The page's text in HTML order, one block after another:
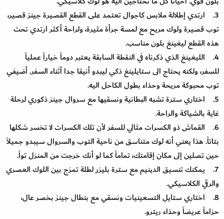
3. ارتدي إطلالة ملابس كاجوال تعتمد على القطع القصيرة جينز قصير،
توب قصيرة ولوك مريح مع لمسة جرأة مثيرة، ولراحة أكثر ارتدي تحت
هذه القطع ليغينغ بلون مناسب.
4. الليغينغ الذي ذكرناه في النقطة السابقة يعتبر دوماً خياراً عملياً
للسفر، ولكنه يحتاج الى ستايلينغ ذكي ليبدو أنيقا جدا أثناء السفر. أضيفي
توب محبوكة مريحة وحذاء بطول الكاحل اليه.
5. اختاري سترة تشبه البطانية ونسقيها مع سروال جينز ذكوري لرحلة
غاية بالشياكة والراحة.
6. القماش ذو الكسرات مثالي للسفر لأن تلك الكسرات لا تخسر شكلها
بتاتاً. هذا يعني أنه لوك متناسق من ناحية التوب والسروال سيبدو جميلاً
حين تصلين إلى مكان إقامتك، تماماً كما لو أنك خرجت من المنزل تواً.
7. يمكنك تنسيق الدينيم مع سترة بليزر لطلة تمزج بين اللوك العصري
والرقي الكلاسيكي.
8. اختاري ستايل التسعينيات ونسقي مع بنطال جينز بخصر عال،
حزاماً عريضاً وحذاء ريترو.